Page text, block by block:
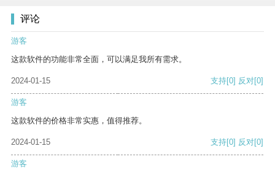
评论
游客
这款软件的功能非常全面，可以满足我所有需求。
2024-01-15 支持[0] 反对[0]
游客
这款软件的价格非常实惠，值得推荐。
2024-01-15 支持[0] 反对[0]
游客